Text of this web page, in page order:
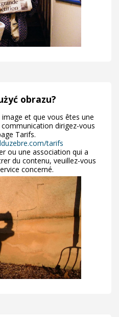
obrazu?
et que vous êtes une
dirigez-vous
Tarifs.
tarifs
ou une association qui a
du contenu, veuillez-vous
concerné.